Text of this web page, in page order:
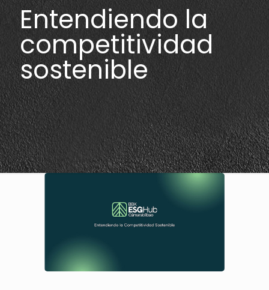
Entendiendo la
competitividad
sostenible